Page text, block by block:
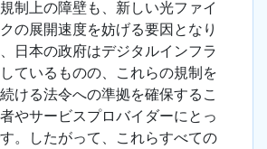
制上の障壁も、新しい光ファイ
の展開速度を妨げる要因となり
日本の政府はデジタルインフラ
ているものの、これらの規制を
ける法令への準拠を確保するこ
やサービスプロバイダーにとっ
。したがって、これらすべての